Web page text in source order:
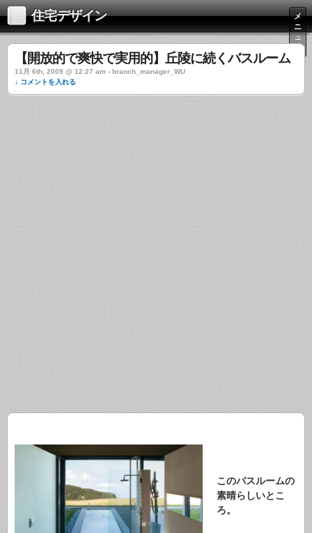
住宅デザイン
メ
ニ
ュ
ー
【開放的で爽快で実用的】丘陵に続くバスルーム
11月 6th, 2009 @ 12:27 am › branch_manager_WU
↓ コメントを入れる
このバスルームの
素晴らしいとこ
ろ。